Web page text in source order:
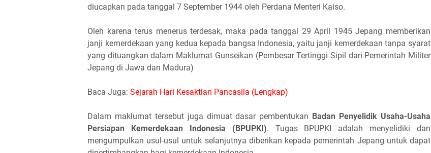
diucapkan pada tanggal 7 September 1944 oleh Perdana Menteri Kaiso.
Oleh karena terus menerus terdesak, maka pada tanggal 29 April 1945 Jepang memberikan
janji kemerdekaan yang kedua kepada bangsa Indonesia, yaitu janji kemerdekaan tanpa syarat
yang dituangkan dalam Maklumat Gunseikan (Pembesar Tertinggi Sipil dari Pemerintah Militer
Jepang di Jawa dan Madura)
Baca Juga: Sejarah Hari Kesaktian Pancasila (Lengkap)
Dalam maklumat tersebut juga dimuat dasar pembentukan Badan Penyelidik Usaha-Usaha
Persiapan Kemerdekaan Indonesia (BPUPKI). Tugas BPUPKI adalah menyelidiki dan
mengumpulkan usul-usul untuk selanjutnya diberikan kepada pemerintah Jepang untuk dapat